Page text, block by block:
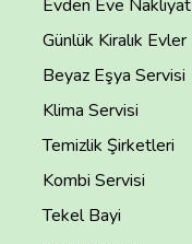
Evden Eve Nakliyat
Günlük Kiralık Evler
Beyaz Eşya Servisi
Klima Servisi
Temizlik Şirketleri
Kombi Servisi
Tekel Bayi